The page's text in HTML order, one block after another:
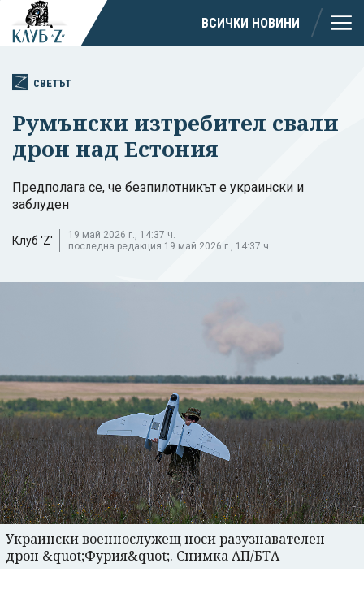
ВСИЧКИ НОВИНИ
СВЕТЪТ
Румънски изтребител свали
дрон над Естония
Предполага се, че безпилотникът е украински и
заблуден
Клуб 'Z'
19 май 2026 г., 14:37 ч.
последна редакция 19 май 2026 г., 14:37 ч.
Украински военнослужещ носи разузнавателен
дрон &quot;Фурия&quot;. Снимка АП/БТА